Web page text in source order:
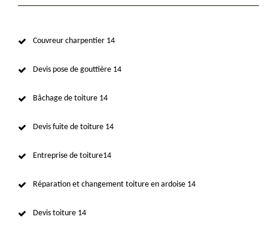
Couvreur charpentier 14
Devis pose de gouttière 14
Bâchage de toiture 14
Devis fuite de toiture 14
Entreprise de toiture14
Réparation et changement toiture en ardoise 14
Devis toiture 14